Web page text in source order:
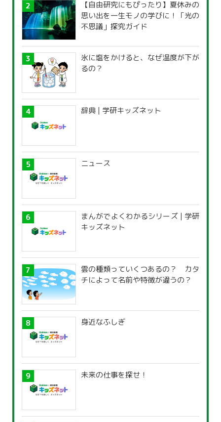
【自由研究にもぴったり】夏休みの
思い出を一生モノの学びに！「光の
不思議」探究ガイド
氷に塩をかけると、なぜ温度が下が
るの？
辞典 | 学研キッズネット
ニュース
まんがでよくわかるシリーズ | 学研
キッズネット
雲の種類っていくつあるの？ カタ
チによって名前や特徴が違うの？
身近なふしぎ
未来の仕事を探せ！